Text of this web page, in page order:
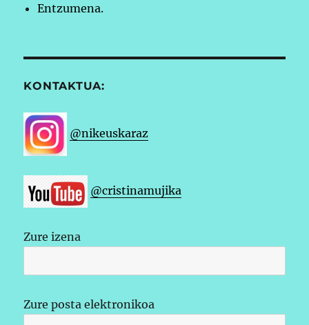
Entzumena.
KONTAKTUA:
@nikeuskaraz
@cristinamujika
Zure izena
Zure posta elektronikoa